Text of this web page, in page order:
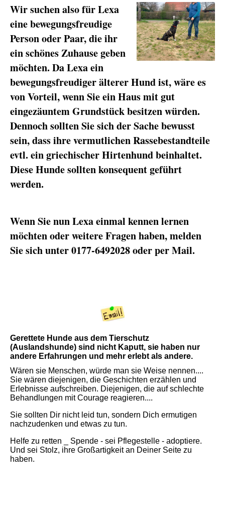
Wir suchen also für Lexa
eine bewegungsfreudige
Person oder Paar, die ihr
ein schönes Zuhause geben
möchten. Da Lexa ein
bewegungsfreudiger älterer Hund ist, wäre es
von Vorteil, wenn Sie ein Haus mit gut
eingezäuntem Grundstück besitzen würden.
Dennoch sollten Sie sich der Sache bewusst
sein, dass ihre vermutlichen Rassebestandteile
evtl. ein griechischer Hirtenhund beinhaltet.
Diese Hunde sollten konsequent geführt
werden.
Wenn Sie nun Lexa einmal kennen lernen
möchten oder weitere Fragen haben, melden
Sie sich unter 0177-6492028 oder per Mail.
Gerettete Hunde aus dem Tierschutz
(Auslandshunde) sind nicht Kaputt, sie haben nur
andere Erfahrungen und mehr erlebt als andere.
Wären sie Menschen, würde man sie Weise nennen....
Sie wären diejenigen, die Geschichten erzählen und
Erlebnisse aufschreiben. Diejenigen, die auf schlechte
Behandlungen mit Courage reagieren....
Sie sollten Dir nicht leid tun, sondern Dich ermutigen
nachzudenken und etwas zu tun.
Helfe zu retten _ Spende - sei Pflegestelle - adoptiere.
Und sei Stolz, ihre Großartigkeit an Deiner Seite zu
haben.